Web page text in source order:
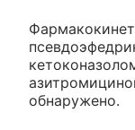
обнаружено.